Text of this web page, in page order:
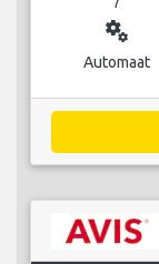
miscellaneous_services
Automaat